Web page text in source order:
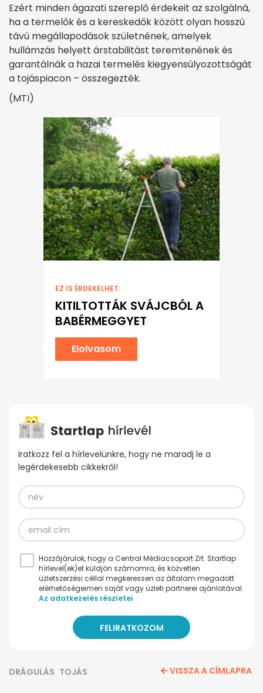
Ezért minden ágazati szereplő érdekeit az szolgálná,
ha a termelők és a kereskedők között olyan hosszú
távú megállapodások születnének, amelyek
hullámzás helyett árstabilitást teremtenének és
garantálnák a hazai termelés kiegyensúlyozottságát
a tojáspiacon – összegezték.
(MTI)
EZ IS ÉRDEKELHET:
KITILTOTTÁK SVÁJCBÓL A
BABÉRMEGGYET
Elolvasom
Iratkozz fel a hírlevelünkre, hogy ne maradj le a
legérdekesebb cikkekről!
Hozzájárulok, hogy a Central Médiacsoport Zrt. Startlap
hírlevel(ek)et küldjön számomra, és közvetlen
üzletszerzési céllal megkeressen az általam megadott
elérhetőségeimen saját vagy üzleti partnerei ajánlatával.
Az adatkezelés részletei
DRÁGULÁS TOJÁS VISSZA A CÍMLAPRA